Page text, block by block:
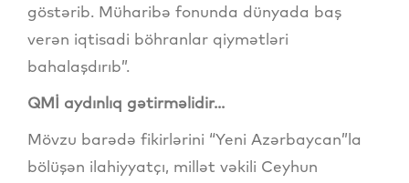
göstərib. Müharibə fonunda dünyada baş
verən iqtisadi böhranlar qiymətləri
bahalaşdırıb”.
QMİ aydınlıq gətirməlidir...
Mövzu barədə fikirlərini “Yeni Azərbaycan”la
bölüşən ilahiyyatçı, millət vəkili Ceyhun